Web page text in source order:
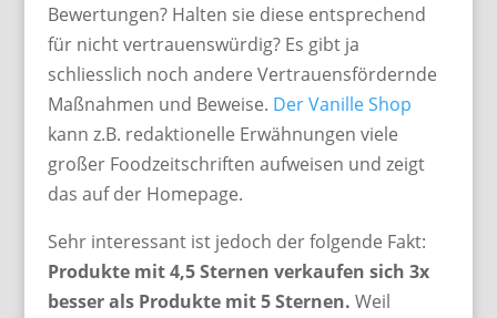
Bewertungen? Halten sie diese entsprechend
für nicht vertrauenswürdig? Es gibt ja
schliesslich noch andere Vertrauensfördernde
Maßnahmen und Beweise. Der Vanille Shop
kann z.B. redaktionelle Erwähnungen viele
großer Foodzeitschriften aufweisen und zeigt
das auf der Homepage.
Sehr interessant ist jedoch der folgende Fakt:
Produkte mit 4,5 Sternen verkaufen sich 3x
besser als Produkte mit 5 Sternen. Weil